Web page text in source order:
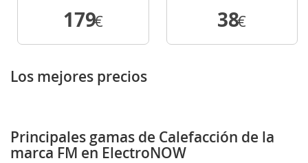
179
€ 38
€
Los mejores precios
Principales gamas de Calefacción de la
marca FM en ElectroNOW